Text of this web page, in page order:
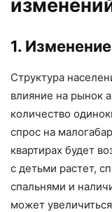
1.
Структура
влияние на рынок
количество
спрос на
квартирах будет
с детьми растет,
спальнями и
может